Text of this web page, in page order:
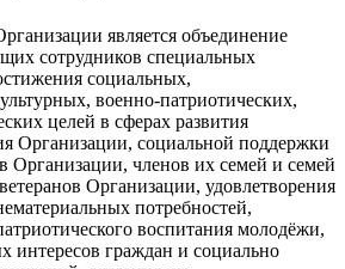
является объединение
сотрудников специальных
социальных,
военно-патриотических,
целей в сферах развития
Организации, социальной поддержки
Организации, членов их семей и семей
Организации, удовлетворения
потребностей,
воспитания молодёжи,
интересов граждан и социально